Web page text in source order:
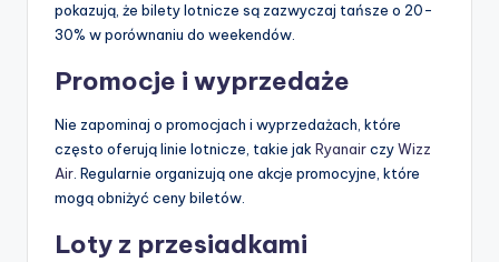
pokazują, że bilety lotnicze są zazwyczaj tańsze o 20-
30% w porównaniu do weekendów.
Promocje i wyprzedaże
Nie zapominaj o promocjach i wyprzedażach, które
często oferują linie lotnicze, takie jak RyanairczyWizz
Air . Regularnie organizują one akcje promocyjne, które
mogą obniżyć ceny biletów.
Loty z przesiadkami